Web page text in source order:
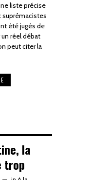
liste précise
suprémacistes
été jugés de
réel débat
peut citer la
la
trop